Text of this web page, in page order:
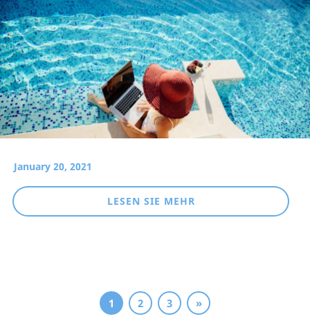
January 20, 2021
LESEN SIE MEHR
1 2 3 »